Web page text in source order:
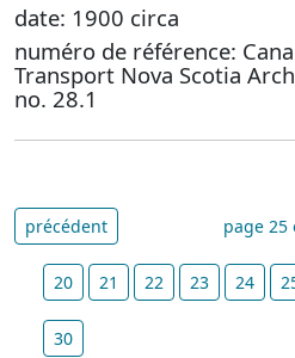
date: 1900 circa
numéro de référence:
Transport Nova Scotia
no. 28.1
précédent page 25
20 21 22 23 24
30